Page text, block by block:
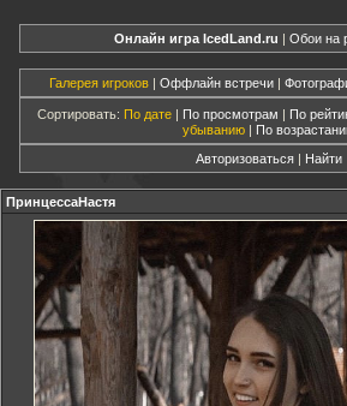
Онлайн игра IcedLand.ru | Обои на
Галерея игроков| Оффлайн встречи|
Сортировать: По дате| По просмотрам | По
убыванию | По
Авторизоваться | Найти
ПринцессаНастя